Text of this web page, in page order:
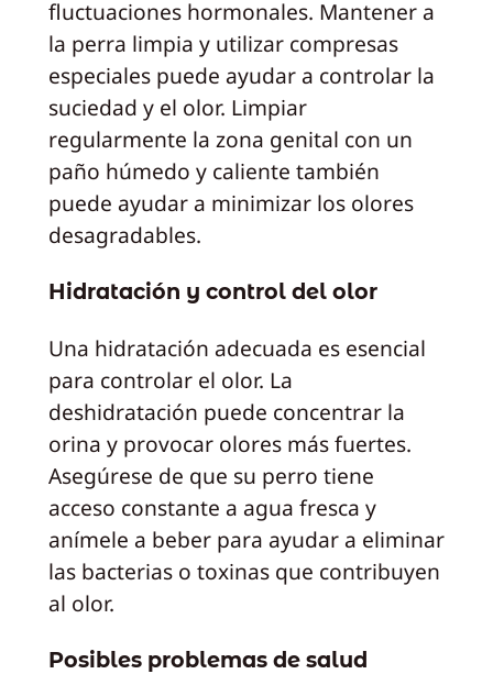
fluctuaciones hormonales. Mantener a
la perra limpia y utilizar compresas
especiales puede ayudar a controlar la
suciedad y el olor. Limpiar
regularmente la zona genital con un
paño húmedo y caliente también
puede ayudar a minimizar los olores
desagradables.
Hidratación y control del olor
Una hidratación adecuada es esencial
para controlar el olor. La
deshidratación puede concentrar la
orina y provocar olores más fuertes.
Asegúrese de que su perro tiene
acceso constante a agua fresca y
anímele a beber para ayudar a eliminar
las bacterias o toxinas que contribuyen
al olor.
Posibles problemas de salud